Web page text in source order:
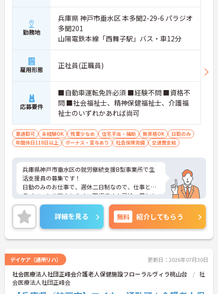
勤務地
兵庫県 神戸市垂水区 本多聞2-29-6 パラジオ
多聞201
山陽電鉄本線「西舞子駅」バス・車12分
雇用形態 正社員(正職員)
応募要件
■自動車運転免許必須 ■経験不問 ■資格不
問 ■社会福祉士、精神保健福祉士、介護福
祉士のいずれかあれば尚可
車通勤可 未経験OK 残業少なめ 住宅手当・補助 無資格OK
日勤のみ
年間休日110日以上
ボーナス・賞与あり 社会保険完備 交通費支給
兵庫県神戸市垂水区の就労継続支援B型事業所で生
活支援員の募集です！
日勤のみのお仕事で、週休二日制なので、仕事とプ
ライベートを両立しやすい職場です！昇給・賞与も
あるので、あなたの頑張りがしっかり評価される環
境が整っています♪ご興味のある方は、面接ポイン
トをお伝えしますので、お気軽にご連絡ください。
詳細を見る 無料 紹介してもらう
デイケア（通所リハ） 更新日：2026年07月30日
社会医療法人社団正峰会介護老人保健施設フローラルヴィラ桃山台
社
会医療法人社団正峰会